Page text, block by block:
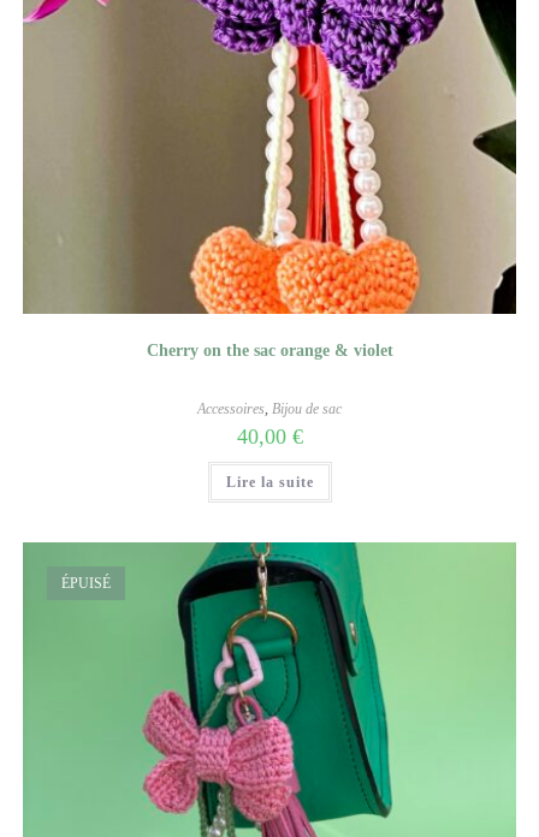
Cherry on the sac orange & violet
Accessoires, Bijou de sac
40,00 €
Lire la suite
ÉPUISÉ